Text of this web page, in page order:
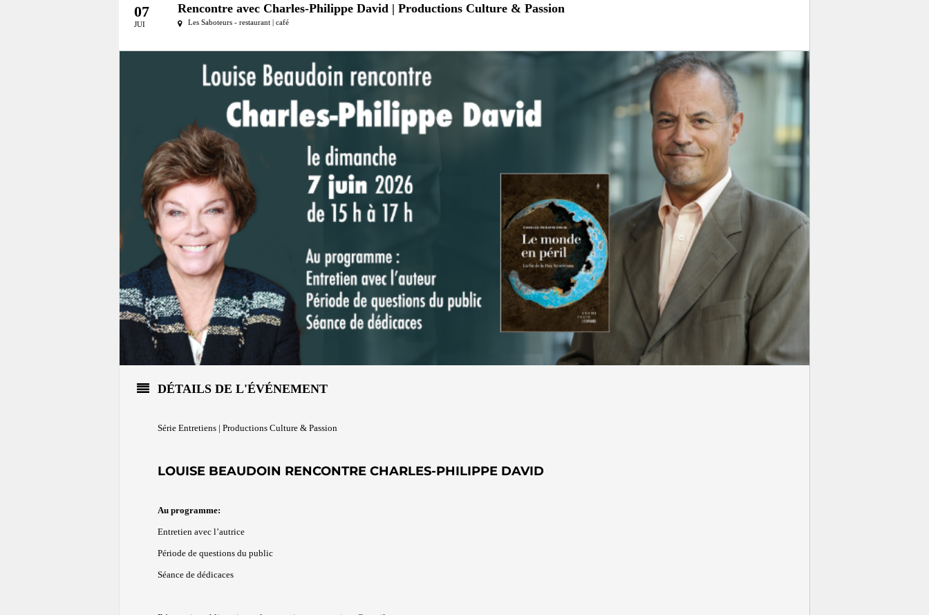
07
JUI
Rencontre avec Charles-Philippe David | Productions Culture & Passion
Les Saboteurs - restaurant | café
DÉTAILS DE L'ÉVÉNEMENT
Série Entretiens | Productions Culture & Passion
LOUISE BEAUDOIN RENCONTRE CHARLES-PHILIPPE DAVID
Au programme:
Entretien avec l’autrice
Période de questions du public
Séance de dédicaces